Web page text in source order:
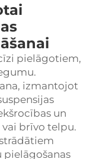
pielāgotiem,
izmantojot
un
brīvo telpu.